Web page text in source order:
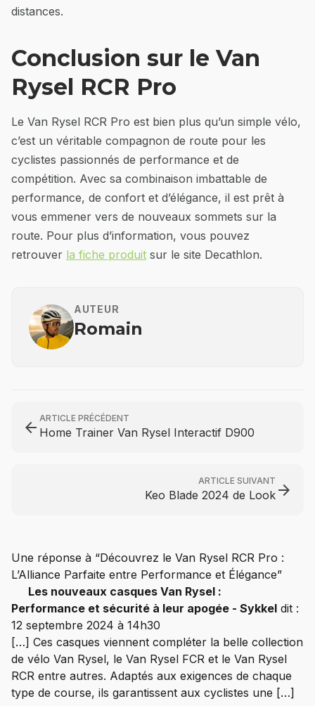
distances.
Conclusion sur le Van
Rysel RCR Pro
Le Van Rysel RCR Pro est bien plus qu’un simple vélo,
c’est un véritable compagnon de route pour les
cyclistes passionnés de performance et de
compétition. Avec sa combinaison imbattable de
performance, de confort et d’élégance, il est prêt à
vous emmener vers de nouveaux sommets sur la
route. Pour plus d’information, vous pouvez
retrouver la fiche produit sur le site Decathlon.
AUTEUR
Romain
arrow_back ARTICLE PRÉCÉDENT
Home Trainer Van Rysel Interactif D900
ARTICLE SUIVANT
Keo Blade 2024 de Look arrow_forward
Une réponse à “Découvrez le Van Rysel RCR Pro :
L’Alliance Parfaite entre Performance et Élégance”
Les nouveaux casques Van Rysel :
Performance et sécurité à leur apogée - Sykkel dit :
12 septembre 2024 à 14h30
[…] Ces casques viennent compléter la belle collection
de vélo Van Rysel, le Van Rysel FCR et le Van Rysel
RCR entre autres. Adaptés aux exigences de chaque
type de course, ils garantissent aux cyclistes une […]